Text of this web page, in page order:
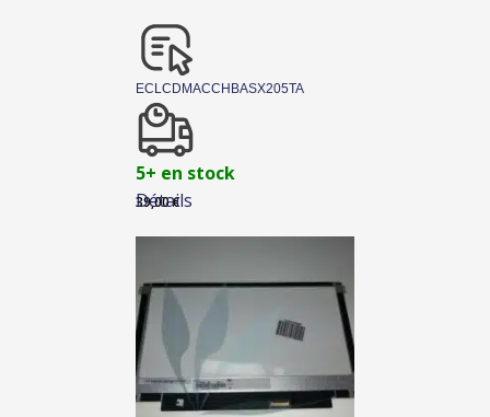
Détails
ECLCDMACCHBASX205TA
5+ en stock
39,00€